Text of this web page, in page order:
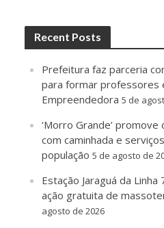
Recent Posts
Prefeitura faz parceria
para formar professores
Empreendedora 5 de
‘Morro Grande’ promove
com caminhada e
população 5 de agosto de
Estação Jaraguá da
ação gratuita de
agosto de 2026